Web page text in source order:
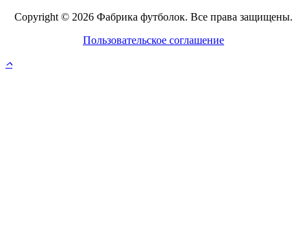
Copyright © 2026 Фабрика футболок. Все права защищены.
Пользовательское соглашение